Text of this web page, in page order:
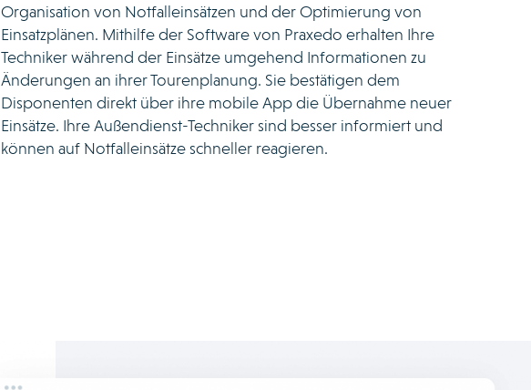
Organisation von Notfalleinsätzen und der Optimierung von
Einsatzplänen. Mithilfe der Software von Praxedo erhalten Ihre
Techniker während der Einsätze umgehend Informationen zu
Änderungen an ihrer Tourenplanung. Sie bestätigen dem
Disponenten direkt über ihre mobile App die Übernahme neuer
Einsätze. Ihre Außendienst-Techniker sind besser informiert und
können auf Notfalleinsätze schneller reagieren.